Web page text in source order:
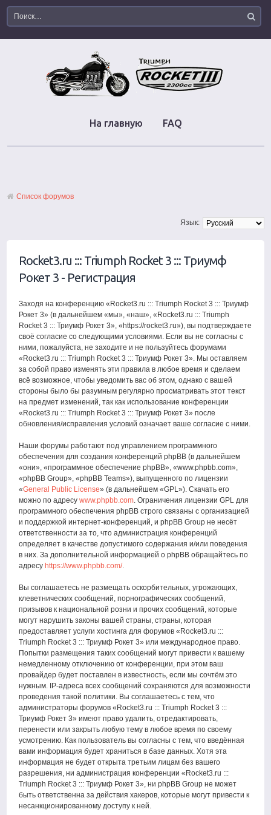
На главную FAQ
Список форумов
Язык:
Rocket3.ru ::: Triumph Rocket 3 ::: Триумф
Рокет 3 - Регистрация
Заходя на конференцию «Rocket3.ru ::: Triumph Rocket 3 ::: Триумф
Рокет 3» (в дальнейшем «мы», «наш», «Rocket3.ru ::: Triumph
Rocket 3 ::: Триумф Рокет 3», «https://rocket3.ru»), вы подтверждаете
своё согласие со следующими условиями. Если вы не согласны с
ними, пожалуйста, не заходите и не пользуйтесь форумами
«Rocket3.ru ::: Triumph Rocket 3 ::: Триумф Рокет 3». Мы оставляем
за собой право изменять эти правила в любое время и сделаем
всё возможное, чтобы уведомить вас об этом, однако с вашей
стороны было бы разумным регулярно просматривать этот текст
на предмет изменений, так как использование конференции
«Rocket3.ru ::: Triumph Rocket 3 ::: Триумф Рокет 3» после
обновления/исправления условий означает ваше согласие с ними.
Наши форумы работают под управлением программного
обеспечения для создания конференций phpBB (в дальнейшем
«они», «программное обеспечение phpBB», «www.phpbb.com»,
«phpBB Group», «phpBB Teams»), выпущенного по лицензии
«General Public License» (в дальнейшем «GPL»). Скачать его
можно по адресуwww.phpbb.com. Ограничения лицензии GPL для
программного обеспечения phpBB строго связаны с организацией
и поддержкой интернет-конференций, и phpBB Group не несёт
ответственности за то, что администрация конференций
определяет в качестве допустимого содержания и/или поведения
в них. За дополнительной информацией о phpBB обращайтесь по
адресу https://www.phpbb.com/.
Вы соглашаетесь не размещать оскорбительных, угрожающих,
клеветнических сообщений, порнографических сообщений,
призывов к национальной розни и прочих сообщений, которые
могут нарушить законы вашей страны, страны, которая
предоставляет услуги хостинга для форумов «Rocket3.ru :::
Triumph Rocket 3 ::: Триумф Рокет 3» или международное право.
Попытки размещения таких сообщений могут привести к вашему
немедленному отключению от конференции, при этом ваш
провайдер будет поставлен в известность, если мы сочтём это
нужным. IP-адреса всех сообщений сохраняются для возможности
проведения такой политики. Вы соглашаетесь с тем, что
администраторы форумов «Rocket3.ru ::: Triumph Rocket 3 :::
Триумф Рокет 3» имеют право удалить, отредактировать,
перенести или закрыть любую тему в любое время по своему
усмотрению. Как пользователь вы согласны с тем, что введённая
вами информация будет храниться в базе данных. Хотя эта
информация не будет открыта третьим лицам без вашего
разрешения, ни администрация конференции «Rocket3.ru :::
Triumph Rocket 3 ::: Триумф Рокет 3», ни phpBB Group не может
быть ответственна за действия хакеров, которые могут привести к
несанкционированному доступу к ней.